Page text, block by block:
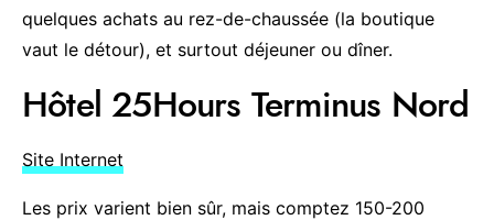
quelques achats au rez-de-chaussée (la boutique
vaut le détour), et surtout déjeuner ou dîner.
Hôtel 25Hours Terminus Nord
Site Internet
Les prix varient bien sûr, mais comptez 150-200